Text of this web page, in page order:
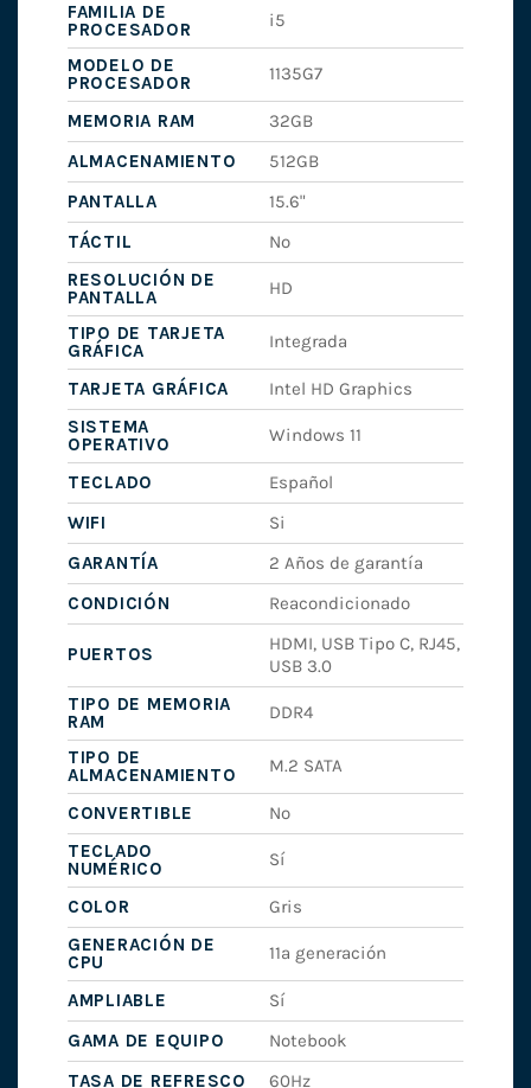
FAMILIA DE
PROCESADOR
i5
MODELO DE
PROCESADOR
1135G7
MEMORIA RAM
32GB
ALMACENAMIENTO
512GB
PANTALLA
15.6"
TÁCTIL
No
RESOLUCIÓN DE
PANTALLA
HD
TIPO DE TARJETA
GRÁFICA
Integrada
TARJETA GRÁFICA
Intel HD Graphics
SISTEMA
OPERATIVO
Windows 11
TECLADO
Español
WIFI
Si
GARANTÍA
2 Años de garantía
CONDICIÓN
Reacondicionado
PUERTOS
HDMI, USB Tipo C, RJ45,
USB 3.0
TIPO DE MEMORIA
RAM
DDR4
TIPO DE
ALMACENAMIENTO
M.2 SATA
CONVERTIBLE
No
TECLADO
NUMÉRICO
Sí
COLOR
Gris
GENERACIÓN DE
CPU
11ª generación
AMPLIABLE
Sí
GAMA DE EQUIPO
Notebook
TASA DE REFRESCO
60Hz